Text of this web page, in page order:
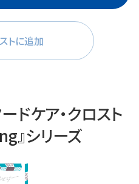
トに追加
ドケア・クロスト
』シリーズ